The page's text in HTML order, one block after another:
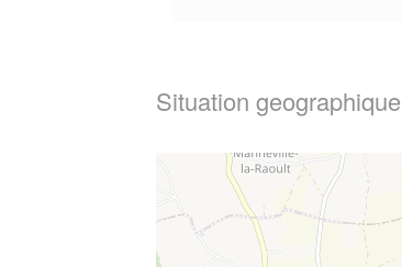
Situation geographique